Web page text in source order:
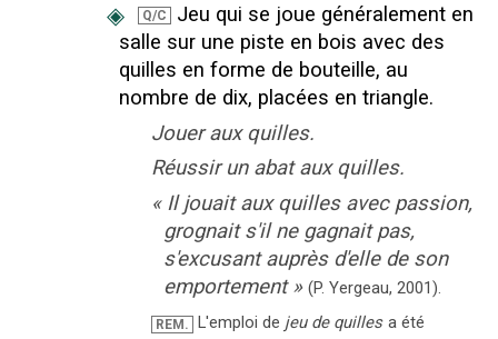
◈ Q/C
Jeu qui se joue généralement en
salle sur une piste en bois avec des
quilles en forme de bouteille, au
nombre de dix, placées en triangle.
Jouer aux quilles.
Réussir un abat aux quilles.
« Il jouait aux quilles avec passion,
grognait s'il ne gagnait pas,
s'excusant auprès d'elle de son
emportement » (P. Yergeau, 2001).
REM. L'emploi de jeu de quilles a été